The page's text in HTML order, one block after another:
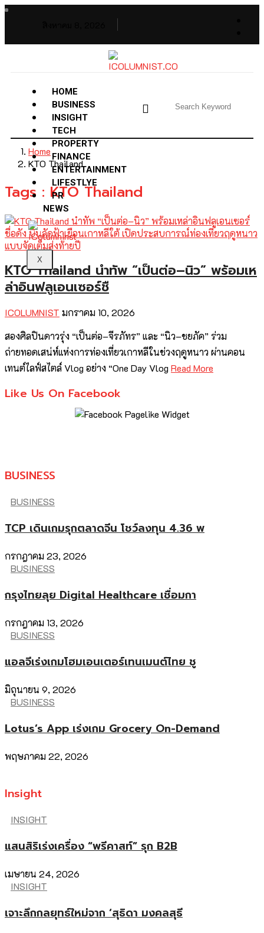
HOME
BUSINESS
INSIGHT
TECH
PROPERTY
FINANCE
ENTERTAINMENT
LIFESTLYE
PR
NEWS
X
Home
KTO Thailand
Tags : KTO Thailand
KTO Thailand นำทัพ “เป็นต่อ–นิว” พร้อมเห
ล่าอินฟลูเอนเซอร์ชื
ICOLUMNIST มกราคม 10, 2026
สองศิลปินดาวรุ่ง “เป็นต่อ–จีรภัทร” และ “นิว–ชยภัค” ร่วม
ถ่ายทอดเสน่ห์แห่งการท่องเที่ยวเกาหลีในช่วงฤดูหนาว ผ่านคอน
เทนต์ไลฟ์สไตล์ Vlog อย่าง “One Day Vlog Read More
Like Us On Facebook
BUSINESS
BUSINESS
TCP เดินเกมรุกตลาดจีน โชว์ลงทุน 4.36 พ
กรกฎาคม 23, 2026
BUSINESS
กรุงไทยลุย Digital Healthcare เชื่อมกา
กรกฎาคม 13, 2026
BUSINESS
แอลจีเร่งเกมโฮมเอนเตอร์เทนเมนต์ไทย ชู
มิถุนายน 9, 2026
BUSINESS
Lotus’s App เร่งเกม Grocery On-Demand
พฤษภาคม 22, 2026
Insight
INSIGHT
แสนสิริเร่งเครื่อง “พรีคาสท์” รุก B2B
เมษายน 24, 2026
INSIGHT
เจาะลึกกลยุทธ์ใหม่จาก ‘สุธิดา มงคลสุธี